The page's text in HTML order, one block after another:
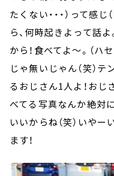
たくない・・・）って感
ら、何時起きよって話
から！食べてよ～。（ハ
じゃ無いじゃん（笑）
るおじさん1人よ！お
べてる写真なんか絶対
いいからね（笑）いや
ます！